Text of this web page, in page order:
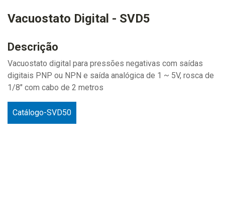
Vacuostato Digital - SVD5
Descrição
Vacuostato digital para pressões negativas com saídas
digitais PNP ou NPN e saída analógica de 1 ~ 5V, rosca de
1/8" com cabo de 2 metros
Catálogo-SVD50